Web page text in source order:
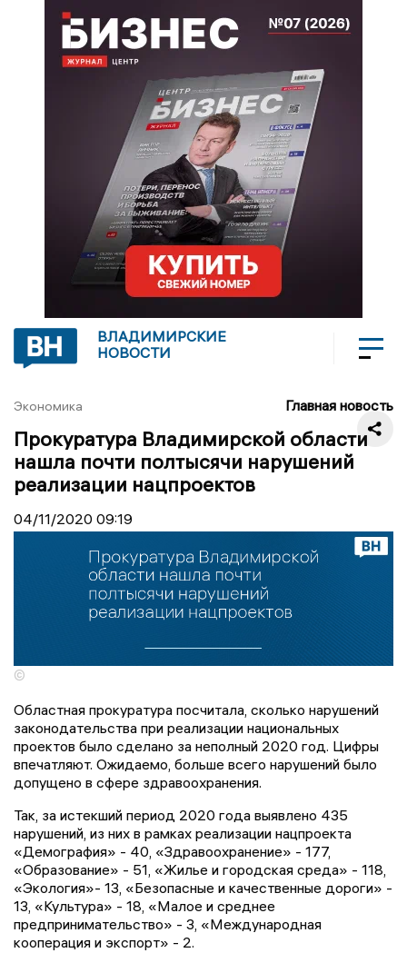
ВЛАДИМИРСКИЕ
НОВОСТИ
Экономика Главная новость
Прокуратура Владимирской области
нашла почти полтысячи нарушений
реализации нацпроектов
04/11/2020 09:19
©
Областная прокуратура посчитала, сколько нарушений
законодательства при реализации национальных
проектов было сделано за неполный 2020 год. Цифры
впечатляют. Ожидаемо, больше всего нарушений было
допущено в сфере здравоохранения.
Так, за истекший период 2020 года выявлено 435
нарушений, из них в рамках реализации нацпроекта
«Демография» - 40, «Здравоохранение» - 177,
«Образование» - 51, «Жилье и городская среда» - 118,
«Экология»- 13, «Безопасные и качественные дороги» -
13, «Культура» - 18, «Малое и среднее
предпринимательство» - 3, «Международная
кооперация и экспорт» - 2.